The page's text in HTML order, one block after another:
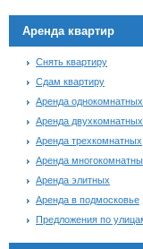
Аренда квартир
Снять квартиру
Сдам квартиру
Аренда однокомнатных
Аренда двухкомнатных
Аренда трехкомнатных
Аренда
Аренда элитных
Аренда в подмосковье
Предложения по